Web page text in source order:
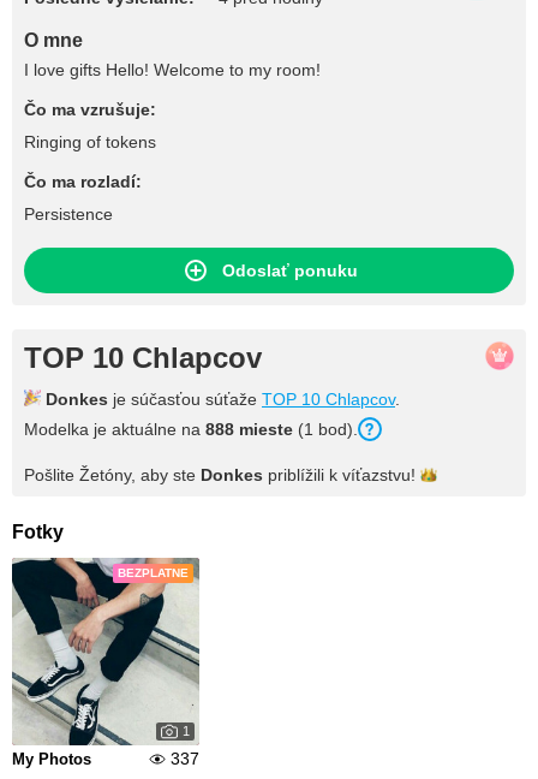
O mne
I love gifts Hello! Welcome to my room!
Čo ma vzrušuje:
Ringing of tokens
Čo ma rozladí:
Persistence
Odoslať ponuku
TOP 10 Chlapcov
Donkes je súčasťou súťaže TOP 10 Chlapcov.
Modelka je aktuálne na 888 mieste (1 bod).
Pošlite Žetóny, aby ste Donkes priblížili k víťazstvu!
Fotky
BEZPLATNE
1
My Photos
337